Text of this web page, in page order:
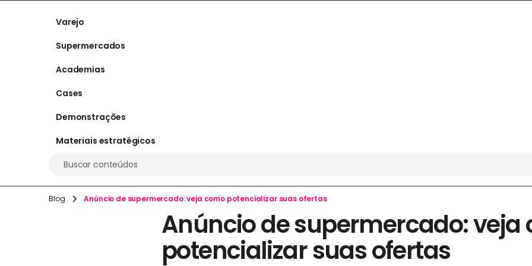
Varejo
Supermercados
Academias
Cases
Demonstrações
Materiais estratégicos
Buscar conteúdos
Blog Anúncio de supermercado: veja como potencializar suas ofertas
Anúncio de supermercado: veja
potencializar suas ofertas